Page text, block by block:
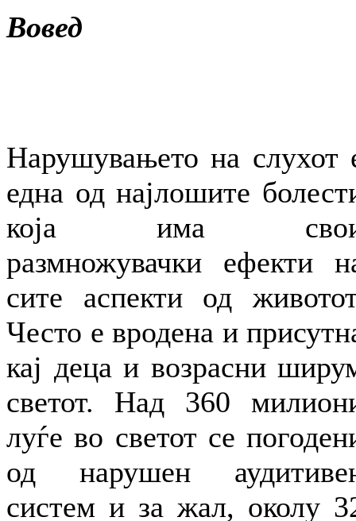
Вовед
Нарушувањето на слухот
една од најлошите
која има
размножувачки ефекти
сите аспекти од
Често е вродена и
кај деца и возрасни
светот. Над 360
луѓе во светот се
од нарушен
систем и за жал, околу